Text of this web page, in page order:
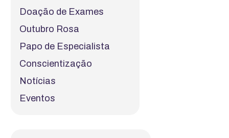
Doação de Exames
Outubro Rosa
Papo de Especialista
Conscientização
Notícias
Eventos